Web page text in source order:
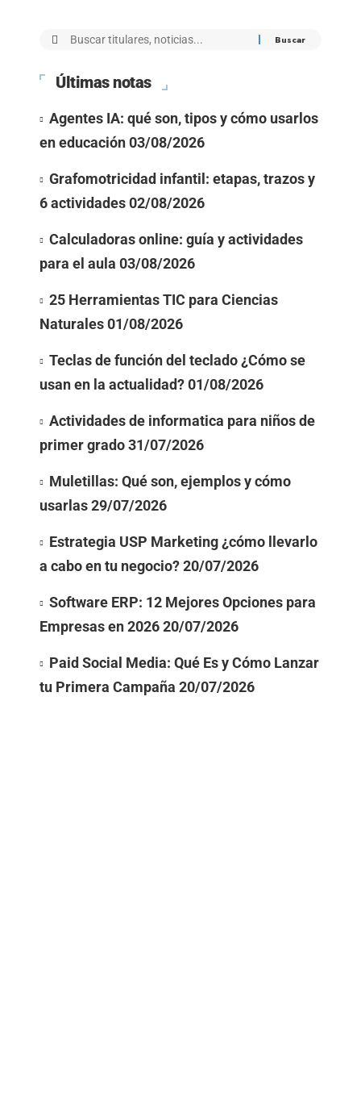
Últimas notas
Agentes IA: qué son, tipos y cómo usarlos
en educación03/08/2026
Grafomotricidad infantil: etapas, trazos y
6 actividades02/08/2026
Calculadoras online: guía y actividades
para el aula 03/08/2026
25 Herramientas TIC para Ciencias
Naturales01/08/2026
Teclas de función del teclado ¿Cómo se
usan en la actualidad?01/08/2026
Actividades de informatica para niños de
primer grado31/07/2026
Muletillas: Qué son, ejemplos y cómo
usarlas29/07/2026
Estrategia USP Marketing ¿cómo llevarlo
a cabo en tu negocio?20/07/2026
Software ERP: 12 Mejores Opciones para
Empresas en 202620/07/2026
Paid Social Media: Qué Es y Cómo Lanzar
tu Primera Campaña 20/07/2026